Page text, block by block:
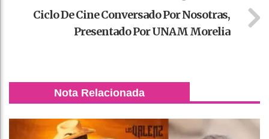
Ciclo De Cine Conversado Por Nosotras,
Presentado Por UNAM Morelia
Nota Relacionada